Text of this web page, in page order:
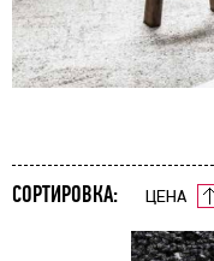
СОРТИРОВКА: ЦЕНА